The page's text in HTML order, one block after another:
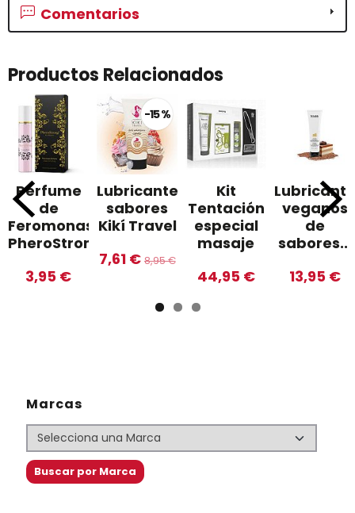
Marcas
Comentarios
Productos Relacionados
Perfume
de
Feromonas
PheroStrong...
3,95 €
-15 %
Lubricantes
sabores
Kikí Travel
7,61 € 8,95 €
Kit
Tentación
especial
masaje
44,95 €
veganos
de
sabores...
13,95 €